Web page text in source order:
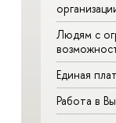
Людям с
Единая
Работа в